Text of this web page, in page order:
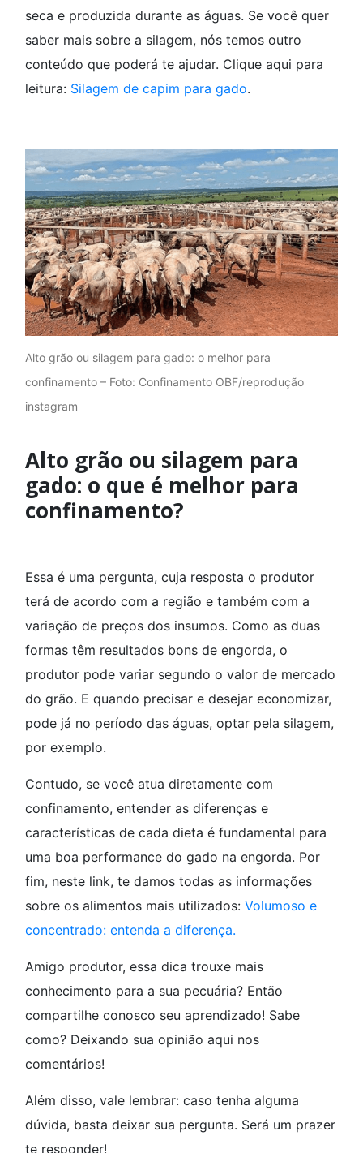
seca e produzida durante as águas. Se você quer
saber mais sobre a silagem, nós temos outro
conteúdo que poderá te ajudar. Clique aqui para
leitura: Silagem de capim para gado.
Alto grão ou silagem para gado: o melhor para
confinamento – Foto: Confinamento OBF/reprodução
instagram
Alto grão ou silagem para
gado: o que é melhor para
confinamento?
Essa é uma pergunta, cuja resposta o produtor
terá de acordo com a região e também com a
variação de preços dos insumos. Como as duas
formas têm resultados bons de engorda, o
produtor pode variar segundo o valor de mercado
do grão. E quando precisar e desejar economizar,
pode já no período das águas, optar pela silagem,
por exemplo.
Contudo, se você atua diretamente com
confinamento, entender as diferenças e
características de cada dieta é fundamental para
uma boa performance do gado na engorda. Por
fim, neste link, te damos todas as informações
sobre os alimentos mais utilizados: Volumoso e
concentrado: entenda a diferença.
Amigo produtor, essa dica trouxe mais
conhecimento para a sua pecuária? Então
compartilhe conosco seu aprendizado! Sabe
como? Deixando sua opinião aqui nos
comentários!
Além disso, vale lembrar: caso tenha alguma
dúvida, basta deixar sua pergunta. Será um prazer
te responder!